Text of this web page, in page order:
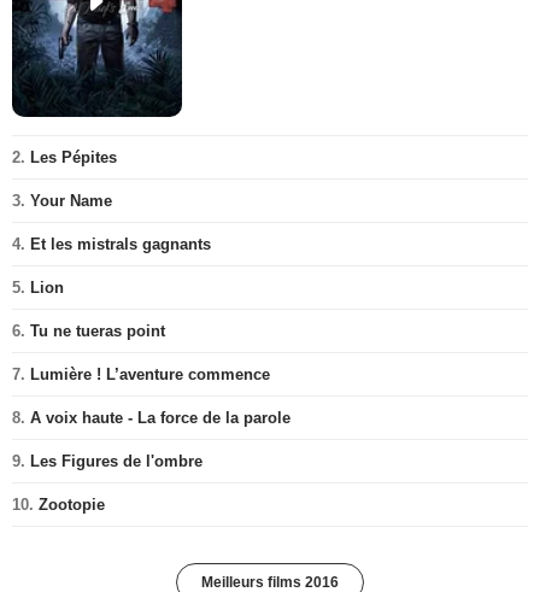
2. Les Pépites
3. Your Name
4. Et les mistrals gagnants
5. Lion
6. Tu ne tueras point
7. Lumière ! L’aventure commence
8. A voix haute - La force de la parole
9. Les Figures de l'ombre
10. Zootopie
Meilleurs films 2016